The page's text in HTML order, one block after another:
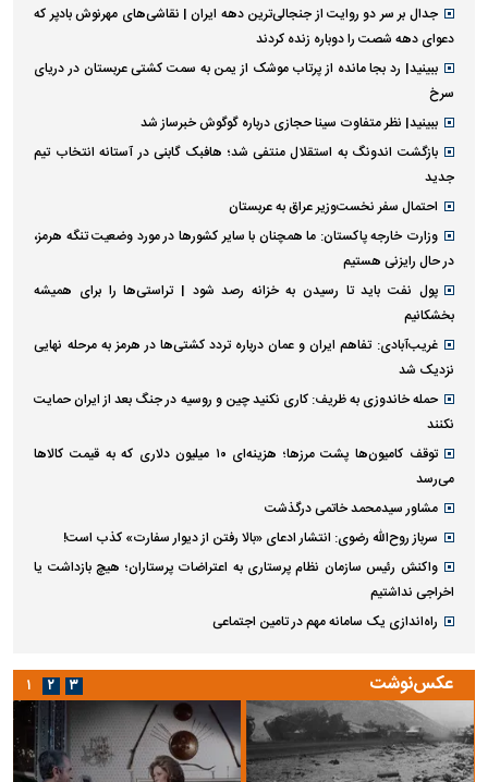
جدال بر سر دو روایت از جنجالی‌ترین دهه ایران | نقاشی‌های مهرنوش بادپر که
دعوای دهه شصت را دوباره زنده کردند
ببینید| رد بجا مانده از پرتاب موشک از یمن به سمت کشتی عربستان در دریای
سرخ
ببینید| نظر متفاوت سینا حجازی درباره گوگوش خبرساز شد
بازگشت اندونگ به استقلال منتفی شد؛ هافبک گابنی در آستانه انتخاب تیم
جدید
احتمال سفر نخست‌وزیر عراق به عربستان
وزارت خارجه پاکستان: ما همچنان با سایر کشور‌ها در مورد وضعیت تنگه هرمز،
در حال رایزنی هستیم
پول نفت باید تا رسیدن به خزانه رصد شود | تراستی‌ها را برای همیشه
بخشکانیم
غریب‌آبادی: تفاهم ایران و عمان درباره تردد کشتی‌ها در هرمز به مرحله نهایی
نزدیک شد
حمله خاندوزی به ظریف: کاری نکنید چین و روسیه در جنگ بعد از ایران حمایت
نکنند
توقف کامیون‌ها پشت مرزها؛ هزینه‌ای ۱۰ میلیون دلاری که به قیمت کالاها
می‌رسد
مشاور سیدمحمد خاتمی درگذشت
سرباز روح‌الله رضوی: انتشار ادعای «بالا رفتن از دیوار سفارت» کذب است!
واکنش رئیس سازمان نظام پرستاری به اعتراضات پرستاران؛ هیچ بازداشت یا
اخراجی نداشتیم
راه‌اندازی یک سامانه مهم در تامین اجتماعی
عکس‌نوشت ۱ ۲ ۳